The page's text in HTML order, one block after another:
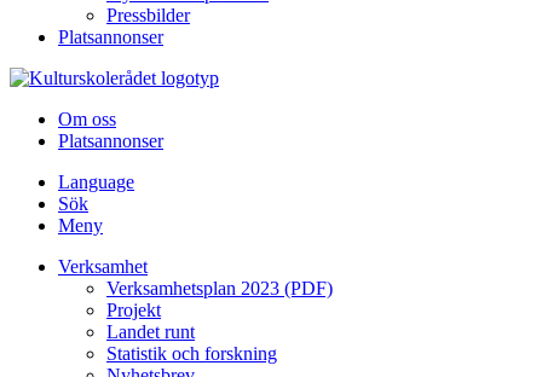
Pressbilder
Platsannonser
Hoppa till innehållet
Om oss
Platsannonser
Language
Sök
Meny
Verksamhet
Verksamhetsplan 2023 (PDF)
Projekt
Landet runt
Statistik och forskning